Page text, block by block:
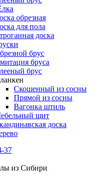
обрезная
для пола
доска
брус
бруса
брус
Скошенный из сосны
Прямой из сосны
Вагонка штиль
щит
доска
37
из Сибири